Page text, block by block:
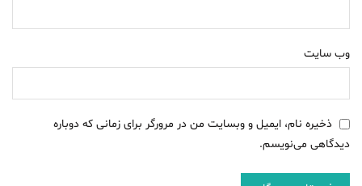
وب‌ سایت
ذخیره نام، ایمیل و وبسایت من در مرورگر برای زمانی که دوباره
دیدگاهی می‌نویسم.